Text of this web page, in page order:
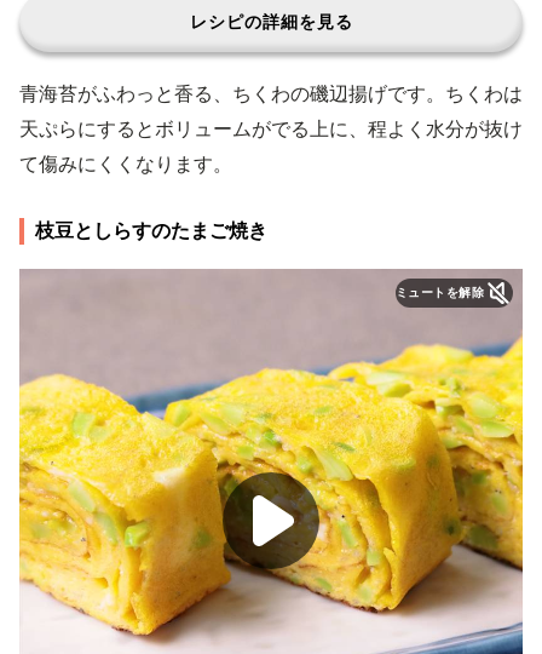
レシピの詳細を見る
青海苔がふわっと香る、ちくわの磯辺揚げです。ちくわは
天ぷらにするとボリュームがでる上に、程よく水分が抜け
て傷みにくくなります。
枝豆としらすのたまご焼き
ミュートを解除